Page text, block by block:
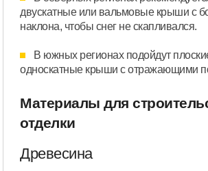
двускатные или вальмовые крыши с
наклона, чтобы снег не скапливался.
В южных регионах подойдут
односкатные крыши с отражающими
Материалы для
отделки
Древесина